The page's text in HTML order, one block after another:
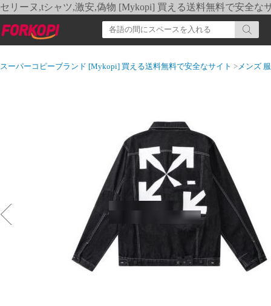
セリーヌ,tシャツ,激安,偽物 [Mykopi] 買える送料無料で安全な
スーパーコピーブランド [Mykopi] 買える送料無料で安全なサイト >メンズ 服